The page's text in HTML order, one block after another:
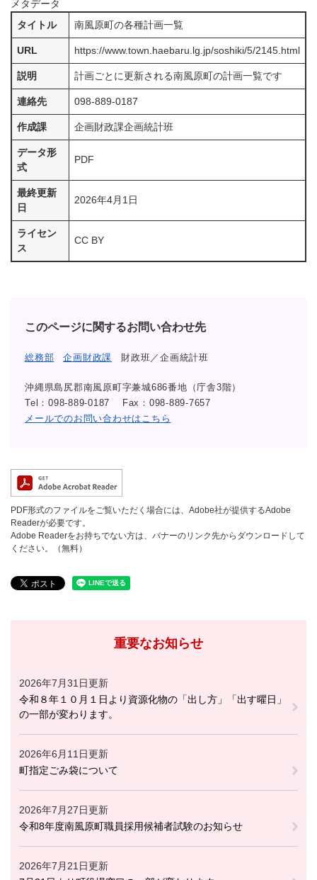
メタデータ
タイトル
南風原町の各種計画一覧
URL https://www.town.haebaru.lg.jp/soshiki/5/2145.html
説明 計画ごとに更新される南風原町の計画一覧です
連絡先 098-889-0187
作成課 企画財政課企画統計班
データ形
式
PDF
最終更新
日
2026年4月1日
ライセン
ス
CC BY
このページに関するお問い合わせ先
総務部 企画財政課 財政班／企画統計班
沖縄県島尻郡南風原町字兼城686番地（庁舎3階）
Tel：098-889-0187
Fax：098-889-7657
メールでのお問い合わせはこちら
PDF形式のファイルをご覧いただく場合には、Adobe社が提供するAdobe
Readerが必要です。
Adobe Readerをお持ちでない方は、バナーのリンク先からダウンロードして
ください。（無料）
重要なお知らせ
2026年7月31日更新
令和８年１０月１日より資源化物の「出し方」「出す曜日」
の一部が変わります。
2026年6月11日更新
町指定ごみ袋について
2026年7月27日更新
令和8年度南風原町職員採用候補者試験のお知らせ
2026年7月21日更新